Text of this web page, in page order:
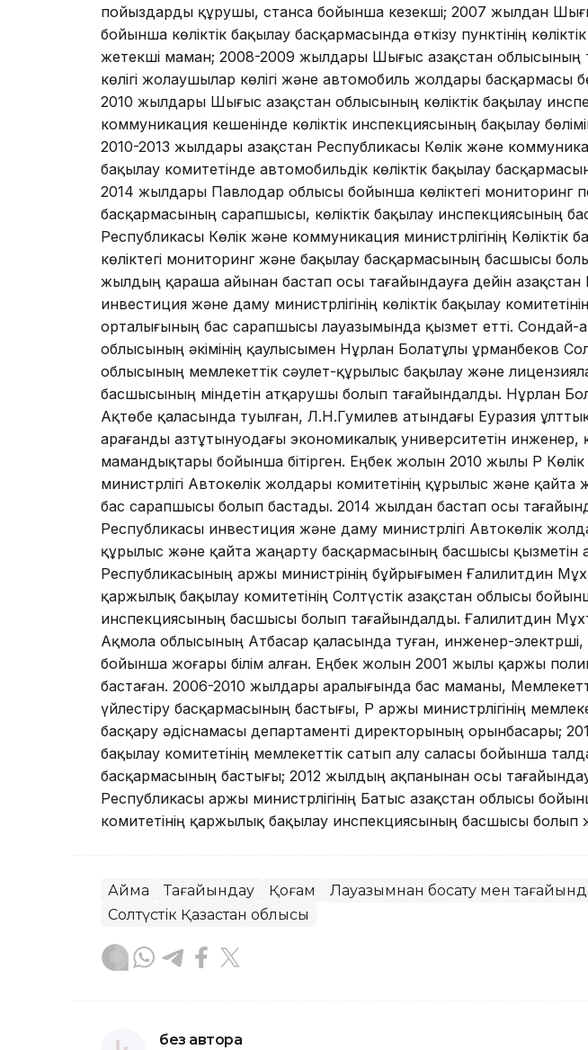
пойыздарды құрушы, станса бойынша кезекшi; 2007 жылдан
бойынша көлiктiк бақылау басқармасында өткiзу пунктінің
жетекшi маман; 2008-2009 жылдары Шығыс Қазақстан облысының
көлiгi жолаушылар көлiгi және автомобиль жолдары басқармасы
2010 жылдары Шығыс Қазақстан облысының көлiктiк бақылау
коммуникация кешенiнде көлiктiк инспекциясының бақылау
2010-2013 жылдары Қазақстан Республикасы Көлiк және
бақылау комитетiнде автомобильдiк көлiктiк бақылау
2014 жылдары Павлодар облысы бойынша көлiктегi мониторинг
басқармасының сарапшысы, көлiктiк бақылау инспекциясының
Республикасы Көлiк және коммуникация министрлiгiнiң Көлiктiк
көлiктегі мониторинг және бақылау басқармасының басшысы
жылдың қараша айынан бастап осы тағайындауға дейiн Қазақстан
инвестиция және даму министрлiгiнiң көлiктiк бақылау
орталығының бас сарапшысы лауазымында қызмет еттi. Сондай-ақ
облысының әкiмiнiң қаулысымен Нұрлан Болатұлы Құрманбеков
облысының мемлекеттiк сәулет-құрылыс бақылау және
басшысының мiндетiн атқарушы болып тағайындалды. Нұрлан
Ақтөбе қаласында туылған, Л.Н.Гумилев атындағы Еуразия
Қарағанды Қазтұтынуодағы экономикалық университетiн инженер,
мамандықтары бойынша бiтiрген. Еңбек жолын 2010 жылы ҚР
министрлiгi Автокөлiк жолдары комитетiнiң құрылыс және қайта
бас сарапшысы болып бастады. 2014 жылдан бастап осы
Республикасы инвестиция және даму министрлiгi Автокөлiк
құрылыс және қайта жаңарту басқармасының басшысы қызметiн
Республикасының Қаржы министрiнiң бұйрығымен Ғалилитдин
қаржылық бақылау комитетiнiң Солтүстiк Қазақстан облысы
инспекциясының басшысы болып тағайындалды. Ғалилитдин
Ақмола облысының Атбасар қаласында туған, инженер-
бойынша жоғары бiлiм алған. Еңбек жолын 2001 жылы қаржы
бастаған. 2006-2010 жылдары аралығында бас маманы,
үйлестiру басқармасының бастығы, ҚР Қаржы министрлiгiнiң
басқару әдiснамасы департаментi директорының орынбасары;
бақылау комитетiнiң мемлекеттiк сатып алу саласы бойынша
басқармасының бастығы; 2012 жылдың ақпанынан осы
Республикасы Қаржы министрлiгiнiң Батыс Қазақстан облысы
комитетiнiң қаржылық бақылау инспекциясының басшысы болып
Аймақ Тағайындау Қоғам
Лауазымнан босату мен
Солтүстік Қазақстан облысы
без автора